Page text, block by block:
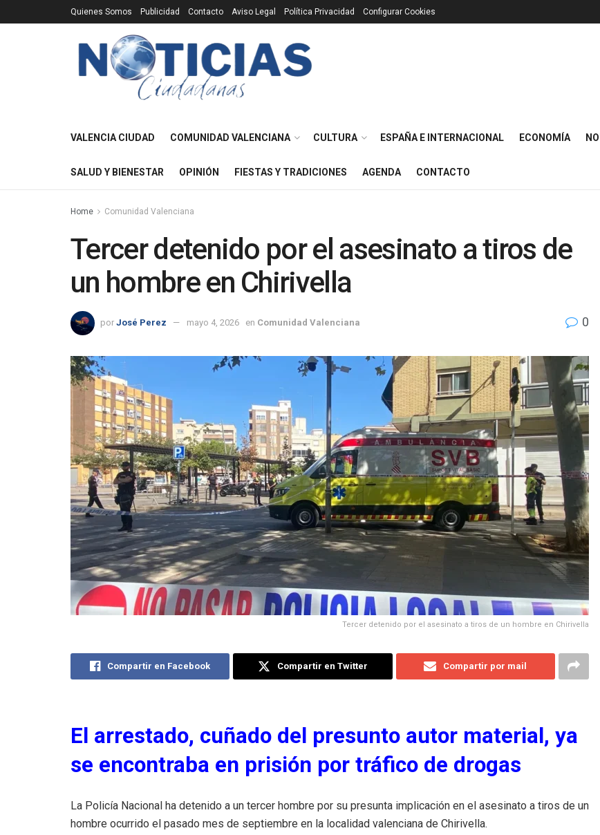
Quienes Somos Publicidad Contacto Aviso Legal Política Privacidad Configurar Cookies
VALENCIA CIUDAD COMUNIDAD VALENCIANA CULTURA ESPAÑA E INTERNACIONAL ECONOMÍA
SALUD Y BIENESTAR OPINIÓN FIESTAS Y TRADICIONES AGENDA CONTACTO
Home Comunidad Valenciana
Tercer detenido por el asesinato a tiros de
un hombre en Chirivella
por José Perez mayo 4, 2026 en Comunidad Valenciana 0
Tercer detenido por el asesinato a tiros de un hombre en Chirivella
Compartir en Facebook Compartir en Twitter Compartir por mail
El arrestado, cuñado del presunto autor material, ya
se encontraba en prisión por tráfico de drogas
La Policía Nacional ha detenido a un tercer hombre por su presunta implicación en el asesinato a tiros de un
hombre ocurrido el pasado mes de septiembre en la localidad valenciana de Chirivella.